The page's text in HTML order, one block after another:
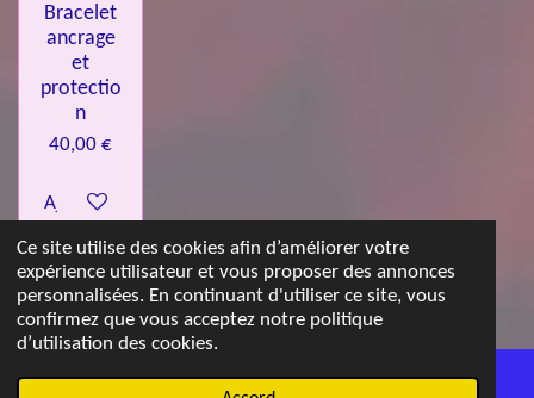
Ce site utilise des cookies afin d’améliorer votre
expérience utilisateur et vous proposer des annonces
personnalisées. En continuant d'utiliser ce site, vous
confirmez que vous acceptez notre politique
d’utilisation des cookies.
Bracelet
ancrage
et
protectio
n
40,00 €
Ajouter au panier
© 2023 - 2026 Les jolies pierres d'Emma
Propulsé par Webador